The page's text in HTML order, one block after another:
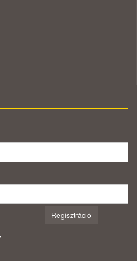
Regisztráció